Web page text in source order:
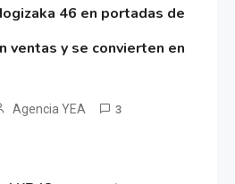
46 en portadas de
ventas y se convierten en
Agencia YEA 3